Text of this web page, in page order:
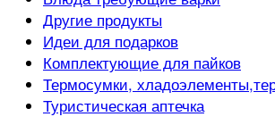
Другие продукты
Идеи для подарков
Комплектующие для пайков
Термосумки,
Туристическая аптечка